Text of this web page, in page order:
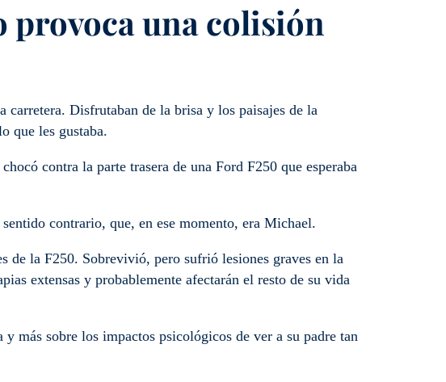
una colisión
Disfrutaban de la brisa y los paisajes de la
que les gustaba.
contra la parte trasera de una Ford F250 que esperaba
contrario, que, en ese momento, era Michael.
de la F250. Sobrevivió, pero sufrió lesiones graves en la
extensas y probablemente afectarán el resto de su vida
más sobre los impactos psicológicos de ver a su padre tan